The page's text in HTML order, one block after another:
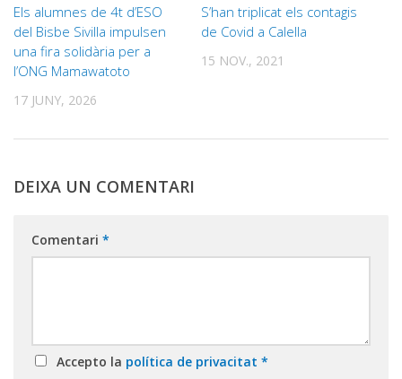
Els alumnes de 4t d’ESO
del Bisbe Sivilla impulsen
una fira solidària per a
l’ONG Mamawatoto
17 JUNY, 2026
S’han triplicat els contagis
de Covid a Calella
15 NOV., 2021
DEIXA UN COMENTARI
Comentari *
Accepto la política de privacitat *